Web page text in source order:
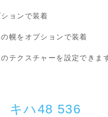
ョンで装着
幌をオプションで装着
テクスチャーを設定できま
キハ48 536